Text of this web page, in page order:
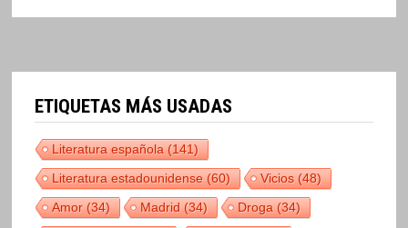
ETIQUETAS MÁS USADAS
Literatura española(141)
Literatura estadounidense(60) Vicios(48)
Amor(34) Madrid(34) Droga(34)